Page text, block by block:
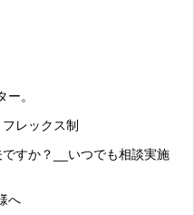
。
レックス制
すか？__いつでも相談実施
へ